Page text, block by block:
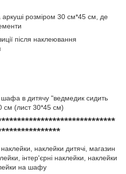
розміром 30 см*45 см, де
після наклеювання
шафа в дитячу "ведмедик сидить
см (лист 30*45 см)
наклейки, наклейки дитячі, магазин
інтер'єрні наклейки, наклейки
на шафу